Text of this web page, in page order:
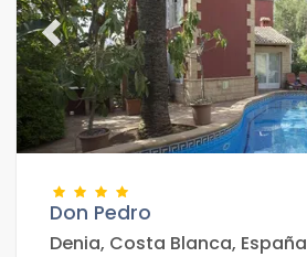
Previous
Don Pedro
Denia, Costa Blanca, España